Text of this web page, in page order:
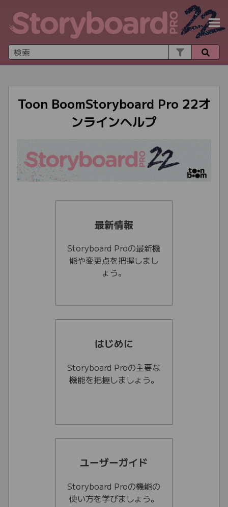
メイン コンテンツにスキップ
Toon BoomStoryboard Pro 22オ
ンラインヘルプ
最新情報
Storyboard Proの最新機
能や変更点を把握しまし
ょう。
はじめに
Storyboard Proの主要な
機能を把握しましょう。
ユーザーガイド
Storyboard Proの機能の
使い方を学びましょう。